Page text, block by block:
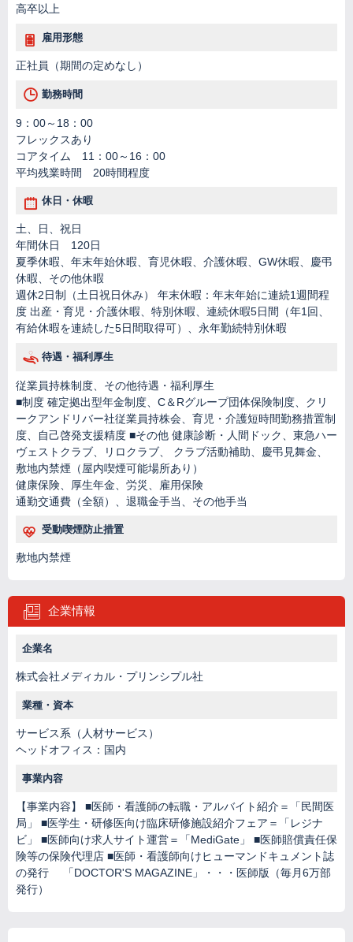
高卒以上
雇用形態
正社員（期間の定めなし）
勤務時間
9：00～18：00
フレックスあり
コアタイム 11：00～16：00
平均残業時間 20時間程度
休日・休暇
土、日、祝日
年間休日 120日
夏季休暇、年末年始休暇、育児休暇、介護休暇、GW休暇、慶弔
休暇、その他休暇
週休2日制（土日祝日休み） 年末休暇：年末年始に連続1週間程
度 出産・育児・介護休暇、特別休暇、連続休暇5日間（年1回、
有給休暇を連続した5日間取得可）、永年勤続特別休暇
待遇・福利厚生
従業員持株制度、その他待遇・福利厚生
■制度 確定拠出型年金制度、C＆Rグループ団体保険制度、クリ
ークアンドリバー社従業員持株会、育児・介護短時間勤務措置制
度、自己啓発支援精度 ■その他 健康診断・人間ドック、東急ハー
ヴェストクラブ、リロクラブ、 クラブ活動補助、慶弔見舞金、
敷地内禁煙（屋内喫煙可能場所あり）
健康保険、厚生年金、労災、雇用保険
通勤交通費（全額）、退職金手当、その他手当
受動喫煙防止措置
敷地内禁煙
企業情報
企業名
株式会社メディカル・プリンシプル社
業種・資本
サービス系（人材サービス）
ヘッドオフィス：国内
事業内容
【事業内容】 ■医師・看護師の転職・アルバイト紹介＝「民間医
局」 ■医学生・研修医向け臨床研修施設紹介フェア＝「レジナ
ビ」 ■医師向け求人サイト運営＝「MediGate」 ■医師賠償責任保
険等の保険代理店 ■医師・看護師向けヒューマンドキュメント誌
の発行 「DOCTOR'S MAGAZINE」・・・医師版（毎月6万部
発行）